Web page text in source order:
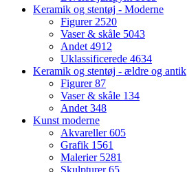
Keramik og stentøj - Moderne
Figurer 2520
Vaser & skåle 5043
Andet 4912
Uklassificerede 4634
Keramik og stentøj - ældre og antik
Figurer87
Vaser & skåle 134
Andet 348
Kunst moderne
Akvareller605
Grafik 1561
Malerier 5281
Skulpturer65